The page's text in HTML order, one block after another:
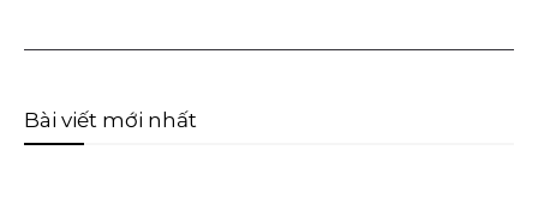
Bài viết mới nhất